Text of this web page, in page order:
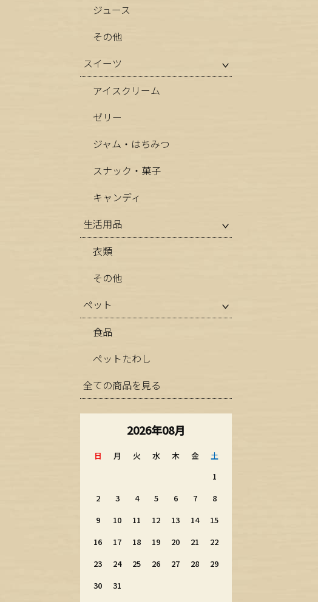
ジュース
その他
スイーツ
アイスクリーム
ゼリー
ジャム・はちみつ
スナック・菓子
キャンディ
生活用品
衣類
その他
ペット
食品
ペットたわし
全ての商品を見る
2026年08月
日 月 火 水 木 金
土
1
2
3 4 5 6 7
8
9
10 11 12 13 14
15
16
17 18 19 20 21
22
23
24 25 26 27 28
29
30
31